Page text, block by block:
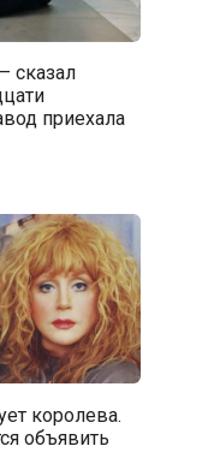
сказал
приехала
королева.
объявить